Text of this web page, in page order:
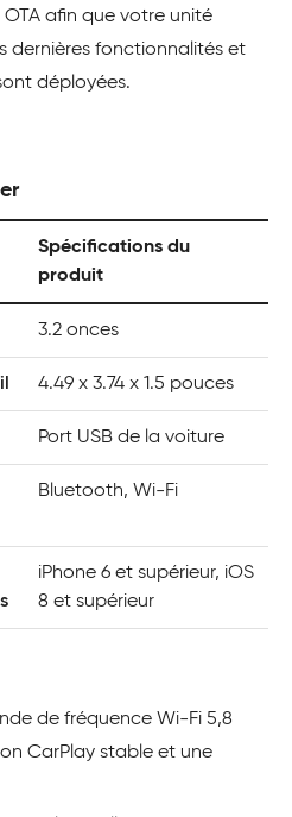
OTA afin que votre unité
dernières fonctionnalités et
déployées.
Spécifications du
produit
3.2 onces
4.49 x 3.74 x 1.5 pouces
Port USB de la voiture
Bluetooth, Wi-Fi
iPhone 6 et supérieur, iOS
8 et supérieur
de fréquence Wi-Fi 5,8
CarPlay stable et une